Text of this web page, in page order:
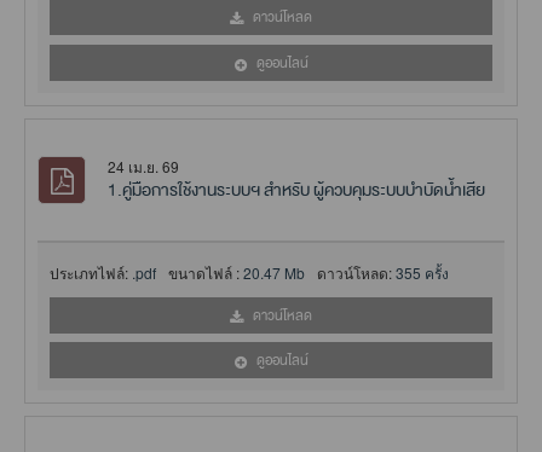
ดาวน์โหลด
ดูออนไลน์
24 เม.ย. 69
1.คู่มือการใช้งานระบบฯ สำหรับ ผู้ควบคุมระบบบำบัดน้ำเสีย
ประเภทไฟล์: .pdf ขนาดไฟล์ :20.47 Mb ดาวน์โหลด:355 ครั้ง
ดาวน์โหลด
ดูออนไลน์